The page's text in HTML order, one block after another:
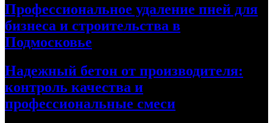
Профессиональное удаление пней для
бизнеса и строительства в
Подмосковье
Надежный бетон от производителя:
контроль качества и
профессиональные смеси